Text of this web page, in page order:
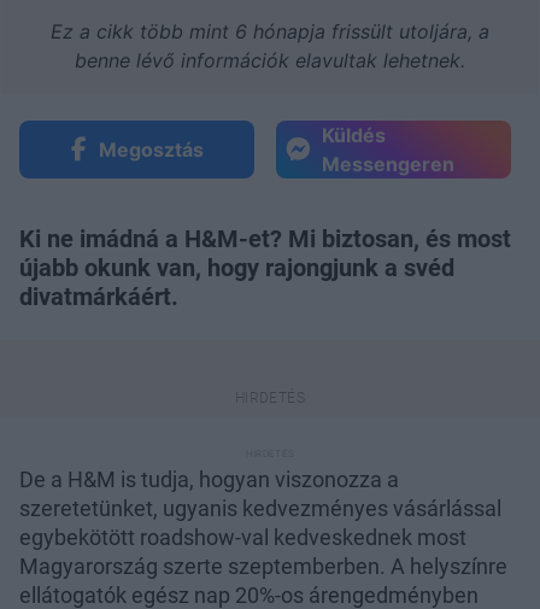
Ez a cikk több mint 6 hónapja frissült utoljára, a
benne lévő információk elavultak lehetnek.
Megosztás
Küldés
Messengeren
Ki ne imádná a H&M-et? Mi biztosan, és most
újabb okunk van, hogy rajongjunk a svéd
divatmárkáért.
De a H&M is tudja, hogyan viszonozza a
szeretetünket, ugyanis kedvezményes vásárlással
egybekötött roadshow-val kedveskednek most
Magyarország szerte szeptemberben. A helyszínre
ellátogatók egész nap 20%-os árengedményben